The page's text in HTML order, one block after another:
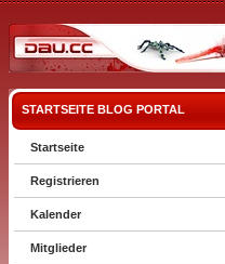
STARTSEITE BLOG PORTAL
Startseite
Registrieren
Kalender
Mitglieder